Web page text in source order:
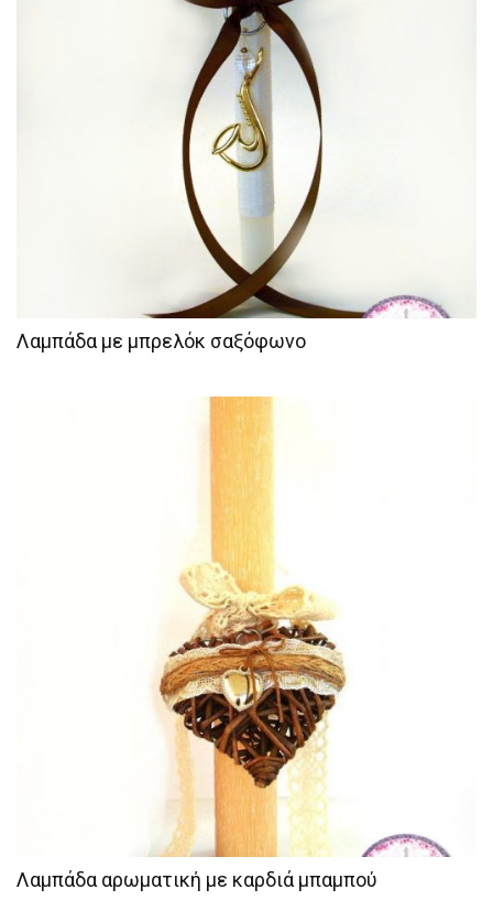
Λαμπάδα με μπρελόκ σαξόφωνο
Λαμπάδα αρωματική με καρδιά μπαμπού